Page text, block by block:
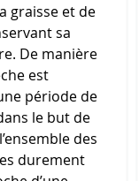
graisse et de
sa
De manière
est
période de
le but de
des
durement